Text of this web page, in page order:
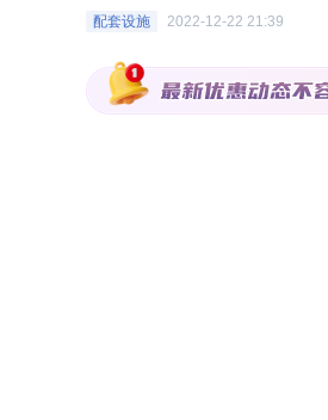
活体验。如下图商业区户型该
（直线距离）内暂时无地铁站
离为435米；自驾：请参考地图
配套设施 2022-12-22 21:39